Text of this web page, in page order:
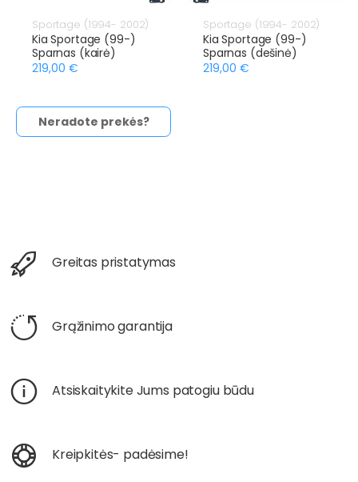
Sportage (1994- 2002)
Kia Sportage (99-)
Sparnas (kairė)
219,00 €
Sportage (1994- 2002)
Kia Sportage (99-)
Sparnas (dešinė)
219,00 €
Neradote prekės?
Greitas pristatymas
Grąžinimo garantija
Atsiskaitykite Jums patogiu būdu
Kreipkitės- padėsime!